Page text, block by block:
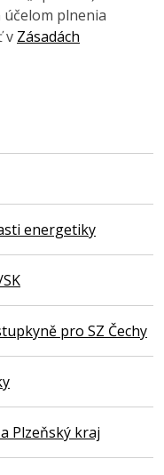
účelom plnenia
v Zásadách
energetiky
pro SZ Čechy
Plzeňský kraj